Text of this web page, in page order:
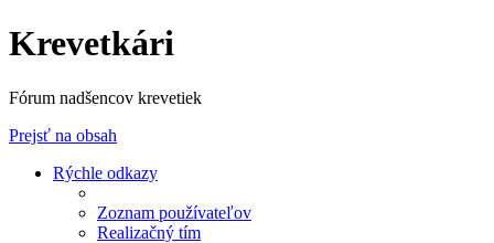
Krevetkári
Fórum nadšencov krevetiek
Prejsť na obsah
Rýchle odkazy
Zoznam používateľov
Realizačný tím